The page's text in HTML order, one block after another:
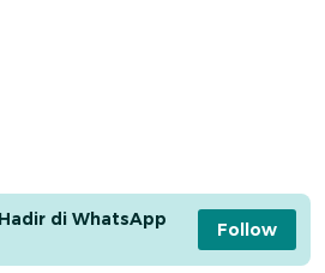
di WhatsApp
Follow